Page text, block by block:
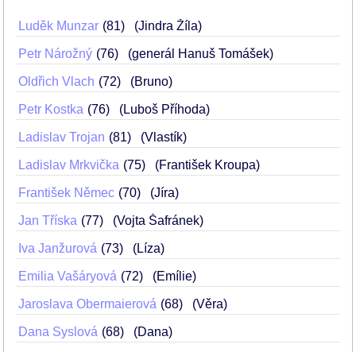
Luděk Munzar 81 (Jindra Žíla)
Petr Nárožný 76 (generál Hanuš Tomášek)
Oldřich Vlach 72 (Bruno)
Petr Kostka 76 (Luboš Příhoda)
Ladislav Trojan 81 (Vlastík)
Ladislav Mrkvička 75 (František Kroupa)
František Němec 70 (Jíra)
Jan Tříska 77 (Vojta Šafránek)
Iva Janžurová 73 (Líza)
Emilia Vašáryová 72 (Emílie)
Jaroslava Obermaierová 68 (Věra)
Dana Syslová 68 (Dana)